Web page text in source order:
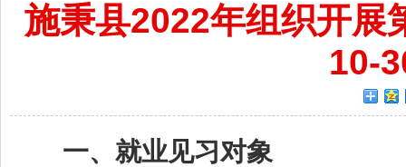
施秉县2022年组织开展
10-
一、就业见习对象